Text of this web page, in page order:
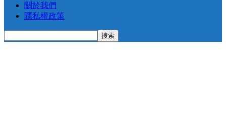
關於我們
隱私權政策